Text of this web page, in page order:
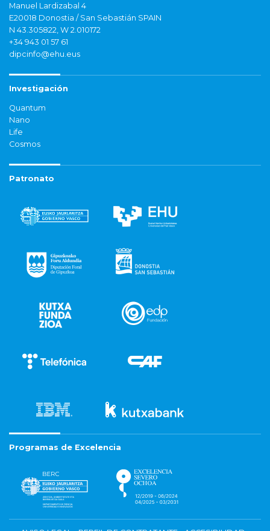
Manuel Lardizabal 4
E20018 Donostia / San Sebastián SPAIN
N 43.305822, W 2.010172
+34 943 01 57 61
dipcinfo@ehu.eus
Investigación
Quantum
Nano
Life
Cosmos
Patronato
Programas de Excelencia